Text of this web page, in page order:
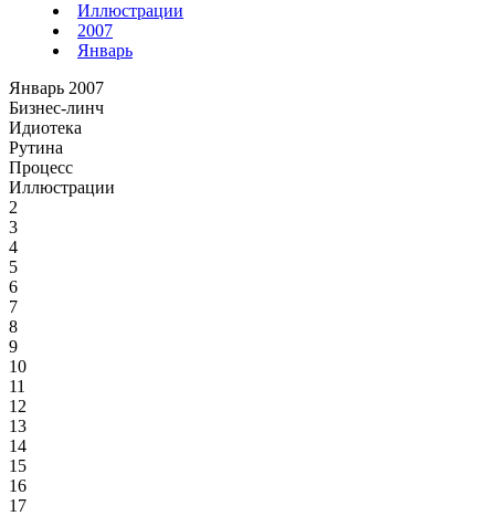
Иллюстрации
2007
Январь
Январь 2007
Бизнес-линч
Идиотека
Рутина
Процесс
Иллюстрации
2
3
4
5
6
7
8
9
10
11
12
13
14
15
16
17